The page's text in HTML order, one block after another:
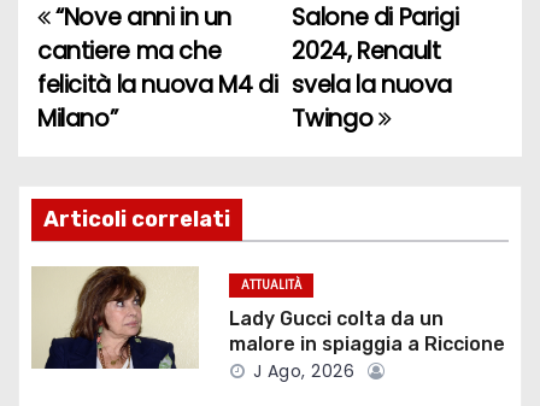
N
a
v
g
a
z
i
Salone di Parigi
2024, Renault
svela la nuova
Twingo
“Nove anni in un
cantiere ma che
felicità la nuova M4 di
Milano”
Articoli correlati
ATTUALITÀ
Lady Gucci colta da un
malore in spiaggia a Riccione
J Ago, 2026